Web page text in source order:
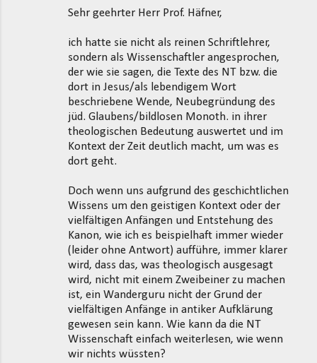
Sehr geehrter Herr Prof. Häfner,
ich hatte sie nicht als reinen Schriftlehrer,
sondern als Wissenschaftler angesprochen,
der wie sie sagen, die Texte des NT bzw. die
dort in Jesus/als lebendigem Wort
beschriebene Wende, Neubegründung des
jüd. Glaubens/bildlosen Monoth. in ihrer
theologischen Bedeutung auswertet und im
Kontext der Zeit deutlich macht, um was es
dort geht.
Doch wenn uns aufgrund des geschichtlichen
Wissens um den geistigen Kontext oder der
vielfältigen Anfängen und Entstehung des
Kanon, wie ich es beispielhaft immer wieder
(leider ohne Antwort) aufführe, immer klarer
wird, dass das, was theologisch ausgesagt
wird, nicht mit einem Zweibeiner zu machen
ist, ein Wanderguru nicht der Grund der
vielfältigen Anfänge in antiker Aufklärung
gewesen sein kann. Wie kann da die NT
Wissenschaft einfach weiterlesen, wie wenn
wir nichts wüssten?